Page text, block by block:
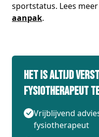
sportstatus. Lees
aanpak.
Het is altijd
fysiotherapeut
Vrijblijvend
fysiotherapeut